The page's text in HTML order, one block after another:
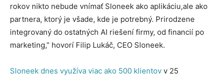
rokov nikto nebude vnímať Sloneek ako aplikáciu,ale ako
partnera, ktorý je všade, kde je potrebný. Prirodzene
integrovaný do ostatných AI riešení firmy, od financií po
marketing,” hovorí Filip Lukáč, CEO Sloneek.
Sloneek dnes využíva viac ako 500 klientov v 25